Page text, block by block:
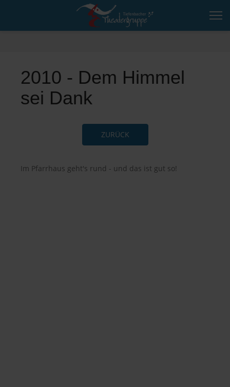
2010 - Dem Himmel
sei Dank
ZURÜCK
Im Pfarrhaus geht's rund - und das ist gut so!